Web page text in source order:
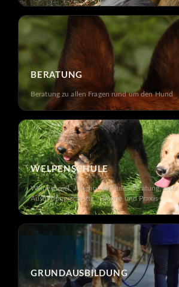
BERATUNG
Beratung zu allen Fragen rund um den Hund
WELPENSCHULE
Welpenspiel, Junghundschule, Beratung, erste
Ausbildungsschritte, Theorie und Praxis
GRUNDAUSBILDUNG